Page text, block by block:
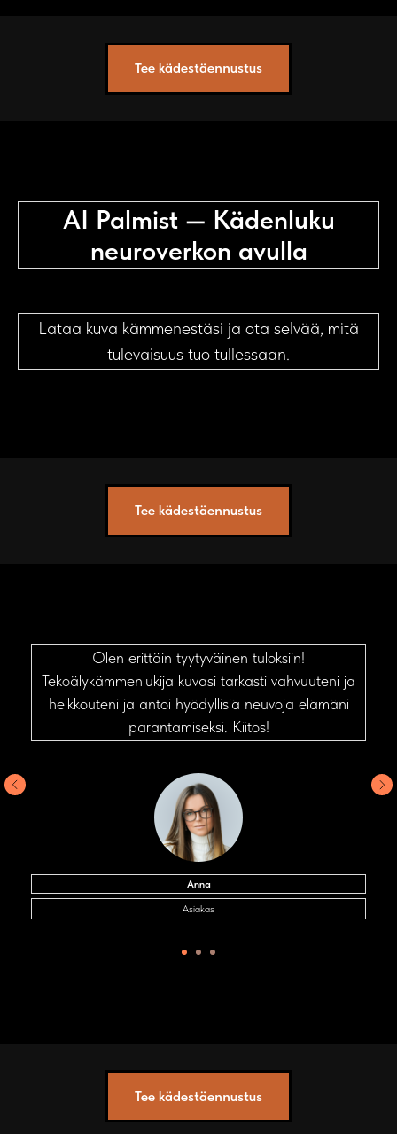
Tee kädestäennustus
AI Palmist — Kädenluku
neuroverkon avulla
Lataa kuva kämmenestäsi ja ota selvää, mitä
tulevaisuus tuo tullessaan.
Tee kädestäennustus
Olen erittäin tyytyväinen tuloksiin!
Tekoälykämmenlukija kuvasi tarkasti vahvuuteni ja
heikkouteni ja antoi hyödyllisiä neuvoja elämäni
parantamiseksi. Kiitos!
Anna
Asiakas
Tee kädestäennustus